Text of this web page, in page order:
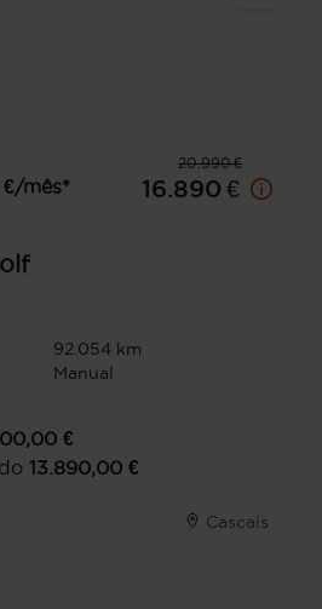
20.990 €
€/mês*
16.890 €
92.054 km
Manual
€
13.890,00 €
Cascais